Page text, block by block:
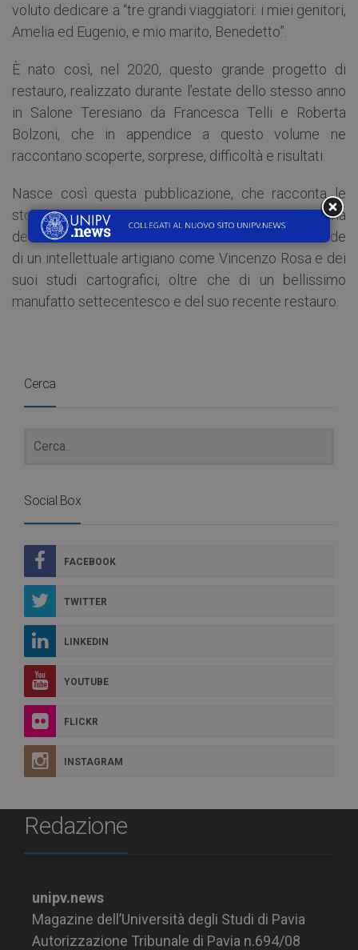
voluto dedicare a “tre grandi viaggiatori: i miei genitori,
Amelia ed Eugenio, e mio marito, Benedetto”.
È nato così, nel 2020, questo grande progetto di
restauro, realizzato durante l’estate dello stesso anno
in Salone Teresiano da Francesca Telli e Roberta
Bolzoni, che in appendice a questo volume ne
raccontano scoperte, sorprese, difficoltà e risultati.
Nasce così questa pubblicazione, che racconta le
storie dei viaggiatori cui Annalisa Alberici Mombelli ha
dedicato il suo dono alla cultura, ma anche le vicende
di un intellettuale artigiano come Vincenzo Rosa e dei
suoi studi cartografici, oltre che di un bellissimo
manufatto settecentesco e del suo recente restauro.
Cerca
Social Box
FACEBOOK
TWITTER
LINKEDIN
YOUTUBE
FLICKR
INSTAGRAM
Redazione
unipv.news
Magazine dell’Università degli Studi di Pavia
Autorizzazione Tribunale di Pavia n.694/08